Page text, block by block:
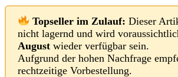
Topseller im Zulauf: Dieser
nicht lagernd und wird
August wieder verfügbar sein.
Aufgrund der hohen Nachfrage
rechtzeitige Vorbestellung.